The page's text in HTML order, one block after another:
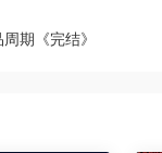
期《完结》